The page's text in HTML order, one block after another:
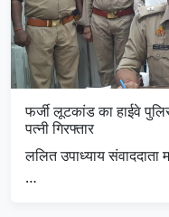
फर्जी लूटकांड का हाईवे
पत्नी गिरफ्तार
ललित उपाध्याय
…